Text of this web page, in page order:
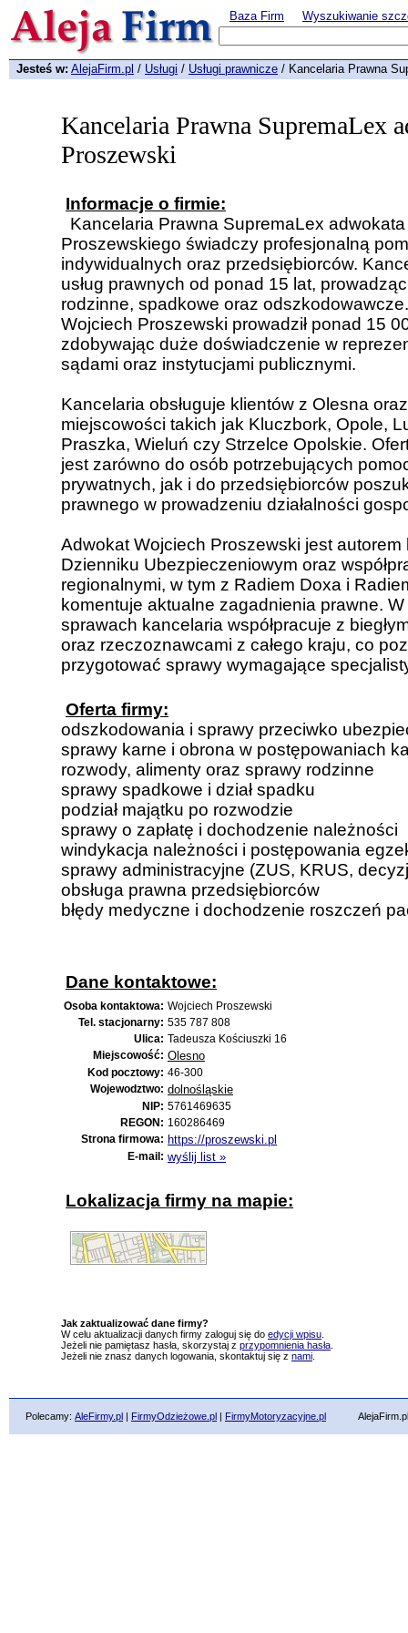
Baza Firm Wyszukiwanie
Jesteś w: AlejaFirm.pl / Usługi / Usługi prawnicze / Kancelaria Prawna
Kancelaria Prawna SupremaLex
Proszewski
Informacje o firmie:
Kancelaria Prawna SupremaLex
Proszewskiego świadczy profesjonalną
indywidualnych oraz przedsiębiorców.
usług prawnych od ponad 15 lat,
rodzinne, spadkowe oraz
Wojciech Proszewski prowadził ponad 15
zdobywając duże doświadczenie w
sądami oraz instytucjami publicznymi.
Kancelaria obsługuje klientów z Olesna
miejscowości takich jak Kluczbork, Opole,
Praszka, Wieluń czy Strzelce Opolskie.
jest zarówno do osób potrzebujących
prywatnych, jak i do przedsiębiorców
prawnego w prowadzeniu działalności
Adwokat Wojciech Proszewski jest
Dzienniku Ubezpieczeniowym oraz
regionalnymi, w tym z Radiem Doxa i
komentuje aktualne zagadnienia prawne.
sprawach kancelaria współpracuje z
oraz rzeczoznawcami z całego kraju, co
przygotować sprawy wymagające
Oferta firmy:
odszkodowania i sprawy przeciwko
sprawy karne i obrona w postępowaniach
rozwody, alimenty oraz sprawy rodzinne
sprawy spadkowe i dział spadku
podział majątku po rozwodzie
sprawy o zapłatę i dochodzenie należności
windykacja należności i postępowania
sprawy administracyjne (ZUS, KRUS,
obsługa prawna przedsiębiorców
błędy medyczne i dochodzenie roszczeń
Dane kontaktowe:
Osoba kontaktowa: Wojciech Proszewski
Tel. stacjonarny: 535 787 808
Ulica: Tadeusza Kościuszki 16
Miejscowość: Olesno
Kod pocztowy: 46-300
Wojewodztwo: dolnośląskie
NIP: 5761469635
REGON: 160286469
Strona firmowa: https://proszewski.pl
E-mail: wyślij list »
Lokalizacja firmy na mapie:
Jak zaktualizować dane firmy?
W celu aktualizacji danych firmy zaloguj się do edycji wpisu
Jeżeli nie pamiętasz hasła, skorzystaj z przypomnienia hasła
Jeżeli nie znasz danych logowania, skontaktuj się z nami
Polecamy: AleFirmy.pl | FirmyOdzieżowe.pl | FirmyMotoryzacyjne.pl AlejaFirm.pl